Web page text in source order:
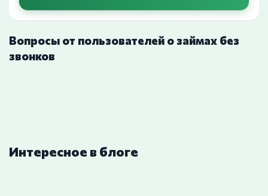
Вопросы от пользователей о займах без
звонков
Интересное в блоге